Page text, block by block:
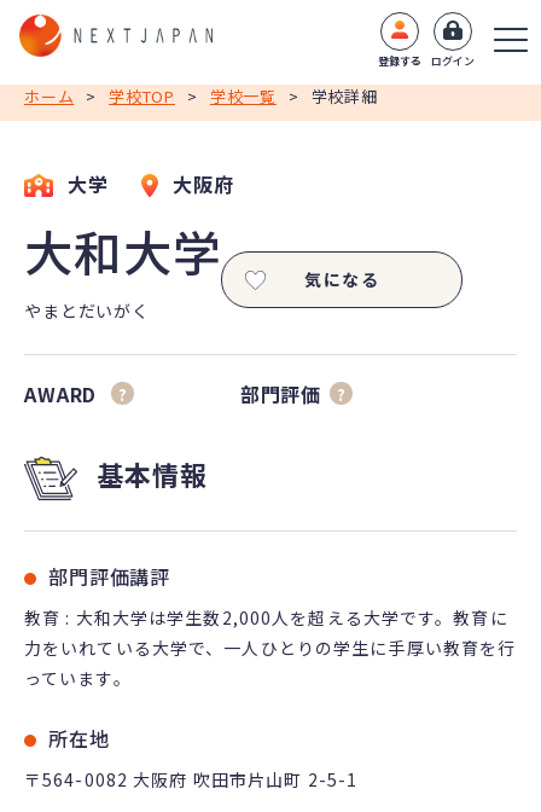
登録する ログイン
ホーム > 学校TOP > 学校一覧 > 学校詳細
大学 大阪府
大和大学
やまとだいがく
気になる
AWARD ? 部門評価 ?
基本情報
部門評価講評
教育 : 大和大学は学生数2,000人を超える大学です。教育に
力をいれている大学で、一人ひとりの学生に手厚い教育を行
っています。
所在地
〒564-0082 大阪府 吹田市片山町 2-5-1